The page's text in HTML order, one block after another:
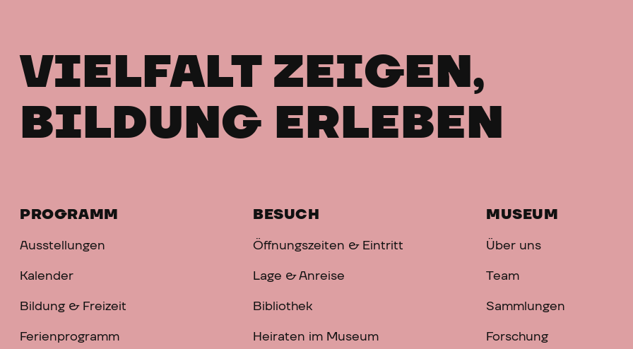
VIELFALT ZEIGEN,
BILDUNG ERLEBEN
PROGRAMM
Ausstellungen
Kalender
Bildung & Freizeit
Ferienprogramm
BESUCH
Öffnungszeiten & Eintritt
Lage & Anreise
Bibliothek
Heiraten im Museum
MUSEUM
Über uns
Team
Sammlungen
Forschung